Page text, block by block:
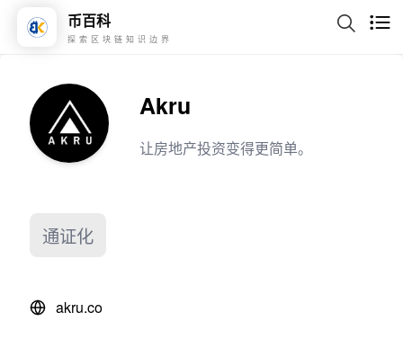
币百科
探索区块链知识边界
Akru
让房地产投资变得更简单。
通证化
akru.co